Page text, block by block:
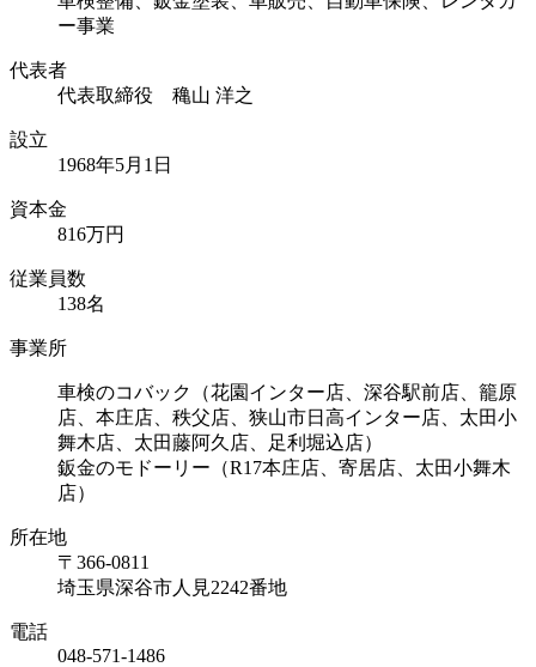
ー事業
代表者
代表取締役 穐山 洋之
設立
1968年5月1日
資本⾦
816万円
従業員数
138名
事業所
車検のコバック（花園インター店、深谷駅前店、籠原
店、本庄店、秩父店、狭山市日高インター店、太田小
舞木店、太田藤阿久店、足利堀込店）
鈑金のモドーリー（R17本庄店、寄居店、太田小舞木
店）
所在地
〒366-0811
埼玉県深谷市人見2242番地
電話
048-571-1486